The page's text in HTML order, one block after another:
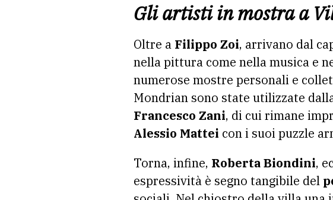
Gli artisti in mostra a
Oltre a Filippo Zoi, arrivano dal
nella pittura come nella musica e
numerose mostre personali e
Mondrian sono state utilizzate
Francesco Zani, di cui rimane
Alessio Mattei con i suoi puzzle
Torna, infine, Roberta Biondini,
espressività è segno tangibile del